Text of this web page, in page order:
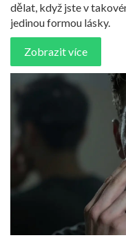
dělat, když jste v
jedinou formou lásky.
Zobrazit více